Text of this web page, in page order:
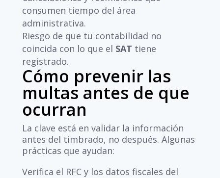
consumen tiempo del área
administrativa.
Riesgo de que tu contabilidad no
coincida con lo que el SAT tiene
registrado.
Cómo prevenir las
multas antes de que
ocurran
La clave está en validar la información
antes del timbrado, no después. Algunas
prácticas que ayudan:
Verifica el RFC y los datos fiscales del